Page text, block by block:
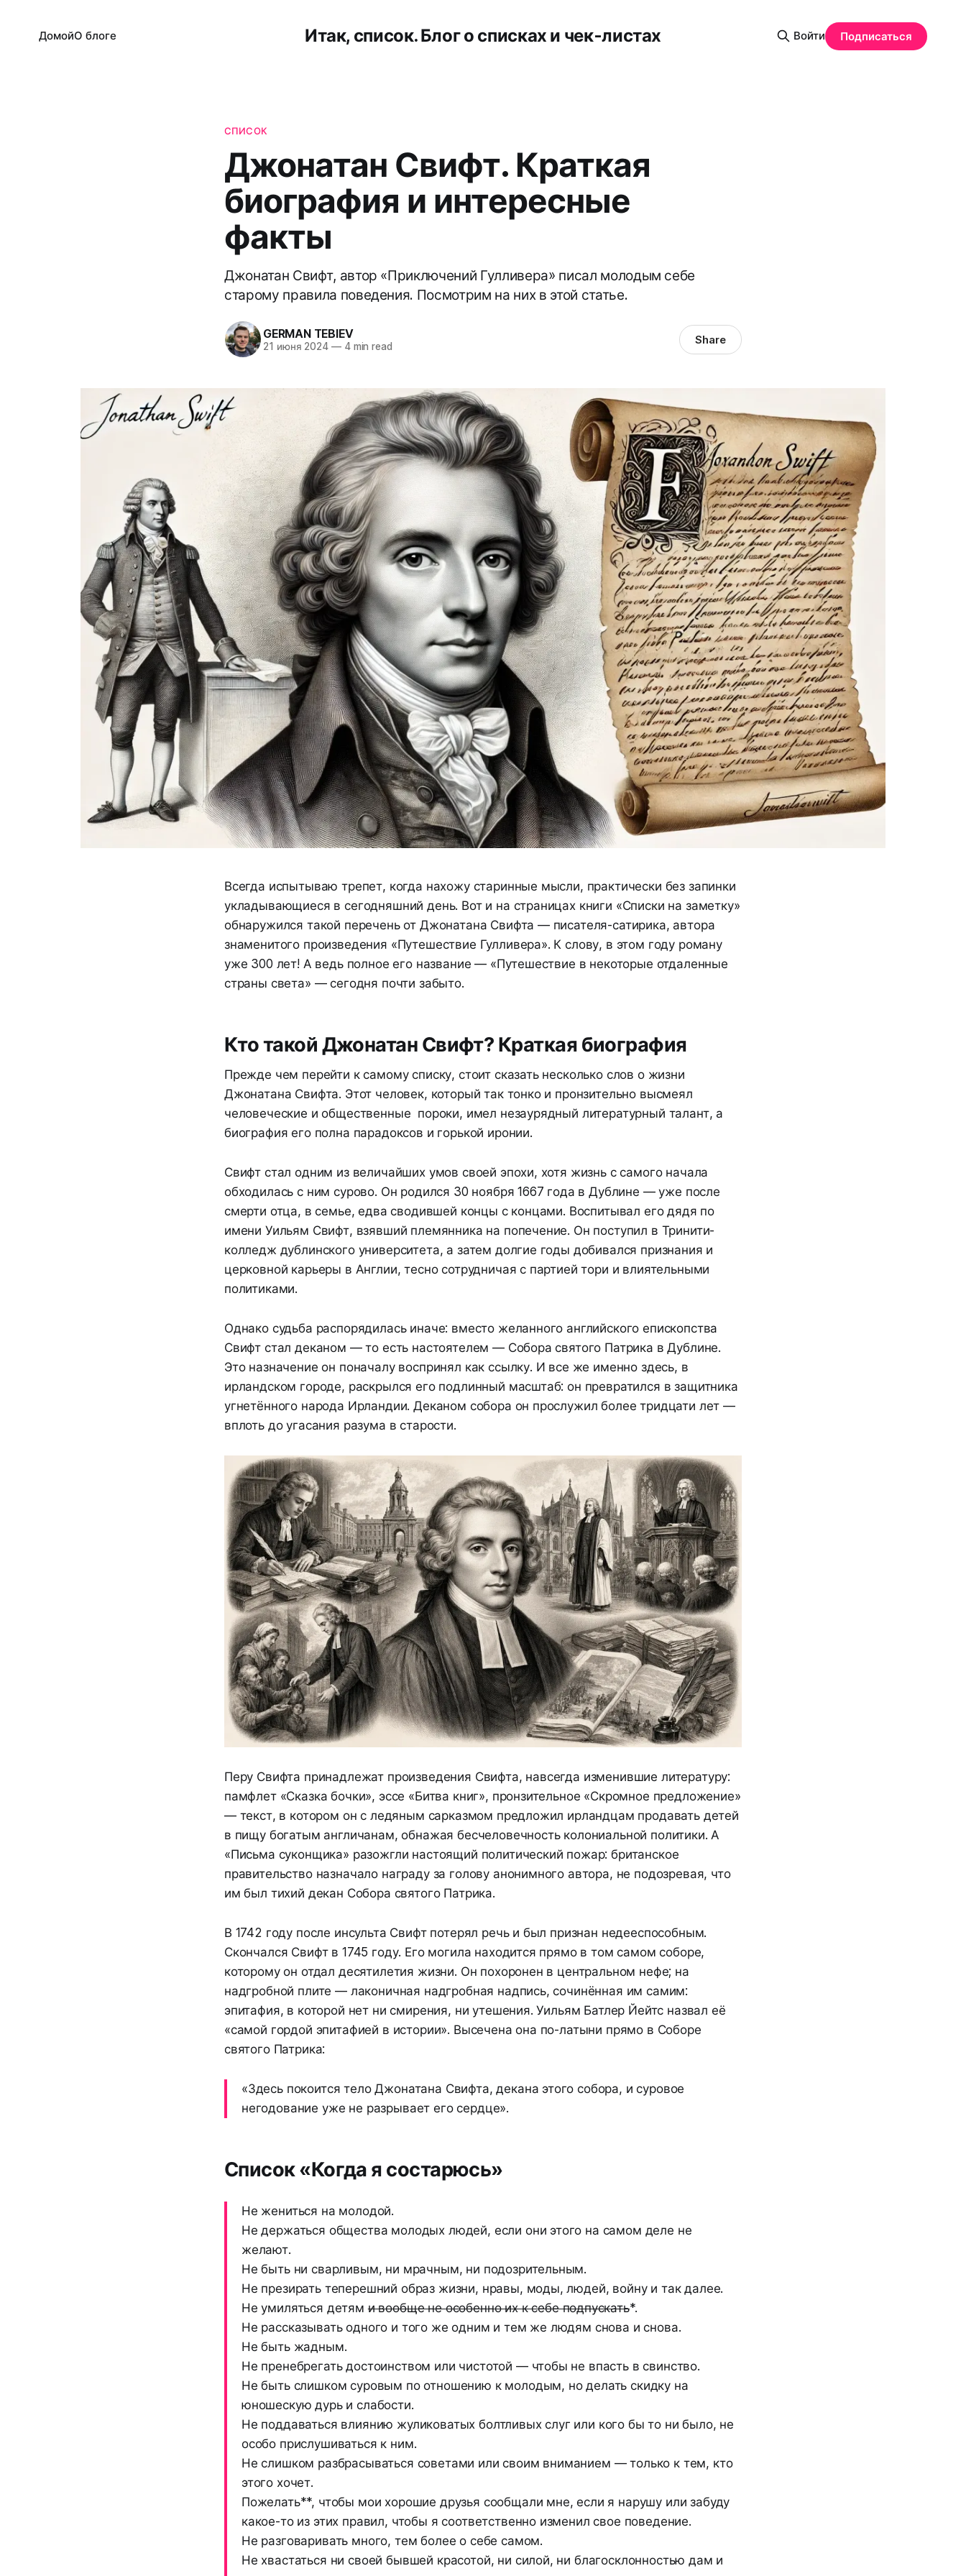
Итак, список. Блог о списках и чек-листах
ДомойО блоге Войти Подписаться
СПИСОК
Джонатан Свифт. Краткая
биография и интересные
факты
Джонатан Свифт, автор «Приключений Гулливера» писал молодым себе
старому правила поведения. Посмотрим на них в этой статье.
GERMAN TEBIEV
21 июня 2024 —4 min read Share
Всегда испытываю трепет, когда нахожу старинные мысли, практически без запинки
укладывающиеся в сегодняшний день. Вот и на страницах книги «Списки на заметку»
обнаружился такой перечень от Джонатана Свифта — писателя-сатирика, автора
знаменитого произведения «Путешествие Гулливера». К слову, в этом году роману
уже 300 лет! А ведь полное его название — «Путешествие в некоторые отдаленные
страны света» — сегодня почти забыто.
Кто такой Джонатан Свифт? Краткая биография
Прежде чем перейти к самому списку, стоит сказать несколько слов о жизни
Джонатана Свифта. Этот человек, который так тонко и пронзительно высмеял
человеческие и общественные пороки, имел незаурядный литературный талант, а
биография его полна парадоксов и горькой иронии.
Свифт стал одним из величайших умов своей эпохи, хотя жизнь с самого начала
обходилась с ним сурово. Он родился 30 ноября 1667 года в Дублине — уже после
смерти отца, в семье, едва сводившей концы с концами. Воспитывал его дядя по
имени Уильям Свифт, взявший племянника на попечение. Он поступил в Тринити-
колледж дублинского университета, а затем долгие годы добивался признания и
церковной карьеры в Англии, тесно сотрудничая с партией тори и влиятельными
политиками.
Однако судьба распорядилась иначе: вместо желанного английского епископства
Свифт стал деканом — то есть настоятелем — Собора святого Патрика в Дублине.
Это назначение он поначалу воспринял как ссылку. И все же именно здесь, в
ирландском городе, раскрылся его подлинный масштаб: он превратился в защитника
угнетённого народа Ирландии. Деканом собора он прослужил более тридцати лет —
вплоть до угасания разума в старости.
Перу Свифта принадлежат произведения Свифта, навсегда изменившие литературу:
памфлет «Сказка бочки», эссе «Битва книг», пронзительное «Скромное предложение»
— текст, в котором он с ледяным сарказмом предложил ирландцам продавать детей
в пищу богатым англичанам, обнажая бесчеловечность колониальной политики. А
«Письма суконщика» разожгли настоящий политический пожар: британское
правительство назначало награду за голову анонимного автора, не подозревая, что
им был тихий декан Собора святого Патрика.
В 1742 году после инсульта Свифт потерял речь и был признан недееспособным.
Скончался Свифт в 1745 году. Его могила находится прямо в том самом соборе,
которому он отдал десятилетия жизни. Он похоронен в центральном нефе; на
надгробной плите — лаконичная надгробная надпись, сочинённая им самим:
эпитафия, в которой нет ни смирения, ни утешения. Уильям Батлер Йейтс назвал её
«самой гордой эпитафией в истории». Высечена она по-латыни прямо в Соборе
святого Патрика:
«Здесь покоится тело Джонатана Свифта, декана этого собора, и суровое
негодование уже не разрывает его сердце».
Список «Когда я состарюсь»
Не жениться на молодой.
Не держаться общества молодых людей, если они этого на самом деле не
желают.
Не быть ни сварливым, ни мрачным, ни подозрительным.
Не презирать теперешний образ жизни, нравы, моды, людей, войну и так далее.
Не умиляться детями вообще не особенно их к себе подпускать*.
Не рассказывать одного и того же одним и тем же людям снова и снова.
Не быть жадным.
Не пренебрегать достоинством или чистотой — чтобы не впасть в свинство.
Не быть слишком суровым по отношению к молодым, но делать скидку на
юношескую дурь и слабости.
Не поддаваться влиянию жуликоватых болтливых слуг или кого бы то ни было, не
особо прислушиваться к ним.
Не слишком разбрасываться советами или своим вниманием — только к тем, кто
этого хочет.
Пожелать**, чтобы мои хорошие друзья сообщали мне, если я нарушу или забуду
какое-то из этих правил, чтобы я соответственно изменил свое поведение.
Не разговаривать много, тем более о себе самом.
Не хвастаться ни своей бывшей красотой, ни силой, ни благосклонностью дам и